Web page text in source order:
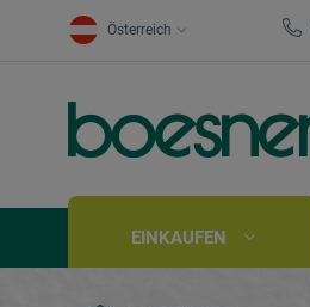
Österreich
EINKAUFEN